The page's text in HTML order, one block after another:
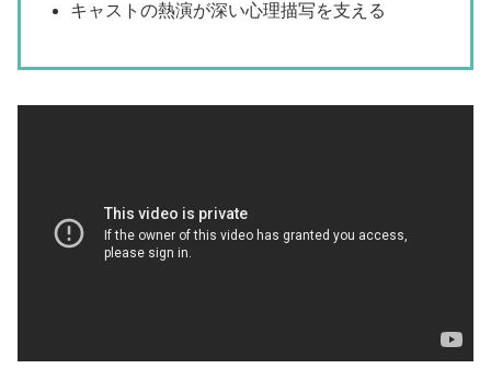
キャストの熱演が深い心理描写を支える